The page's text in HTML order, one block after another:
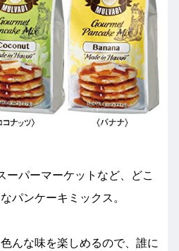
ーパーマーケットなど、どこ
パンケーキミックス。
んな味を楽しめるので、誰に